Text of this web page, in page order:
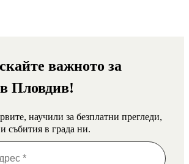
важното за
Пловдив!
научили за безплатни прегледи,
събития в града ни.